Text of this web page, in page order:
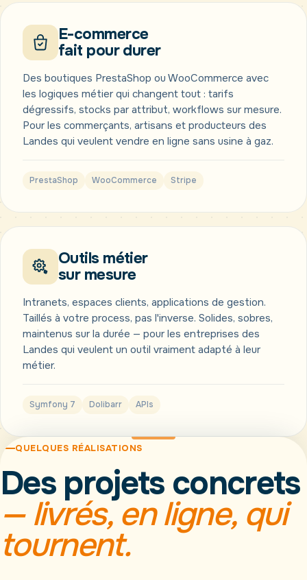
E-commerce
fait pour durer
Des boutiques PrestaShop ou WooCommerce avec
les logiques métier qui changent tout : tarifs
dégressifs, stocks par attribut, workflows sur mesure.
Pour les commerçants, artisans et producteurs des
Landes qui veulent vendre en ligne sans usine à gaz.
PrestaShop WooCommerce Stripe
Outils métier
sur mesure
Intranets, espaces clients, applications de gestion.
Taillés à votre process, pas l'inverse. Solides, sobres,
maintenus sur la durée — pour les entreprises des
Landes qui veulent un outil vraiment adapté à leur
métier.
Symfony 7 Dolibarr APIs
QUELQUES RÉALISATIONS
Des projets concrets
— livrés, en ligne, qui
tournent.